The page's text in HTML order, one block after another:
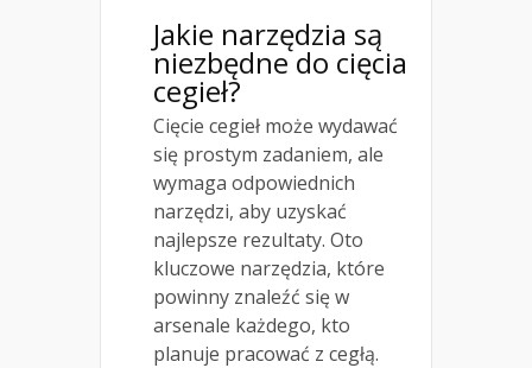
Jakie narzędzia są
niezbędne do cięcia
cegieł?
Cięcie cegieł może wydawać
się prostym zadaniem, ale
wymaga odpowiednich
narzędzi, aby uzyskać
najlepsze rezultaty. Oto
kluczowe narzędzia, które
powinny znaleźć się w
arsenale każdego, kto
planuje pracować z cegłą.